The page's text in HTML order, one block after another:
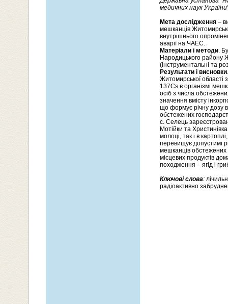
медичних наук
Мета дослідження –
мешканців
внутрішнього
аварії на ЧАЕС.
Матеріали і методи.
Народицького району
(інструментальні та
Результати і висновки
Житомирської області
137Cs в організмі
осіб з числа
значення вмісту
що формує річну дозу
обстежених
с. Селець
Мотійки та
молоці, так і в
перевищує допустимі
мешканців обстежених
місцевих продуктів
походження – ягід і
Ключові слова:
радіоактивно